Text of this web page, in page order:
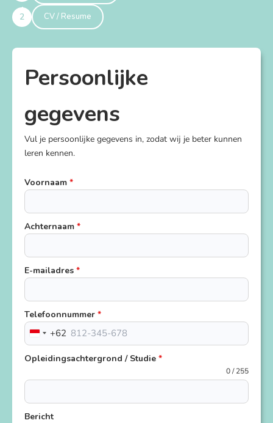
2 CV / Resume
Persoonlijke
gegevens
Vul je persoonlijke gegevens in, zodat wij je beter kunnen
leren kennen.
Voornaam *
Achternaam *
E-mailadres *
Telefoonnummer *
Indonesia
+62
+62
Opleidingsachtergrond / Studie *
0 / 255
Bericht